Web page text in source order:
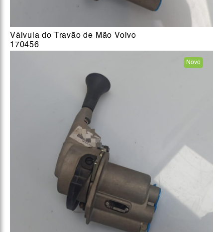
Válvula do Travão de Mão Volvo
170456
Novo